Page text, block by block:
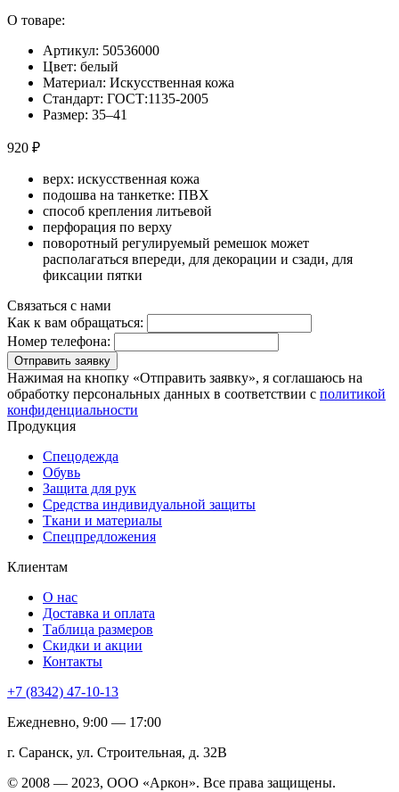
О товаре:
Артикул: 50536000
Цвет: белый
Материал: Искусственная кожа
Стандарт: ГОСТ:1135-2005
Размер: 35–41
920 ₽
верх: искусственная кожа
подошва на танкетке: ПВХ
способ крепления литьевой
перфорация по верху
поворотный регулируемый ремешок может
располагаться впереди, для декорации и сзади, для
фиксации пятки
Связаться с нами
Как к вам обращаться:
Номер телефона:
Отправить заявку
Нажимая на кнопку «Отправить заявку», я соглашаюсь на
обработку персональных данных в соответствии с политикой
конфиденциальности
Продукция
Спецодежда
Обувь
Защита для рук
Средства индивидуальной защиты
Ткани и материалы
Спецпредложения
Клиентам
О нас
Доставка и оплата
Таблица размеров
Скидки и акции
Контакты
+7 (8342) 47-10-13
Ежедневно, 9:00 — 17:00
г. Саранск, ул. Строительная, д. 32В
© 2008 — 2023, ООО «Аркон». Все права защищены.